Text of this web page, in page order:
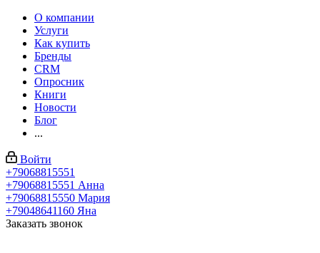
О компании
Услуги
Как купить
Бренды
CRM
Опросник
Книги
Новости
Блог
...
Войти
+79068815551
+79068815551 Анна
+79068815550 Мария
+79048641160 Яна
Заказать звонок